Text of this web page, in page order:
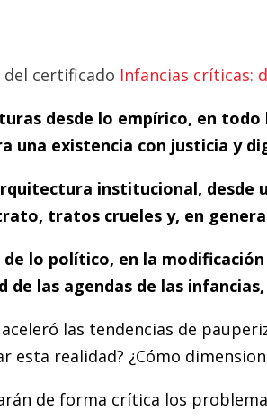
certificado Infancias críticas:
desde lo empírico, en
una existencia con justicia y
institucional, desde
tratos crueles y, en
lo político, en la
de las agendas de las
aceleró las tendencias de
esta realidad? ¿Cómo
de forma crítica los